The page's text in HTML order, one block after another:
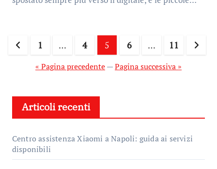
Paginazione
degli
1 … 4 5 6 … 11
« Pagina precedente—Pagina successiva »
Articoli recenti
Centro assistenza Xiaomi a Napoli: guida ai servizi
disponibili